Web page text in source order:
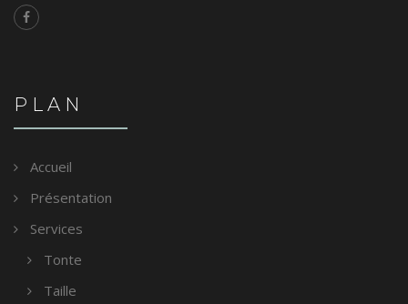
PLAN
Accueil
Présentation
Services
Tonte
Taille